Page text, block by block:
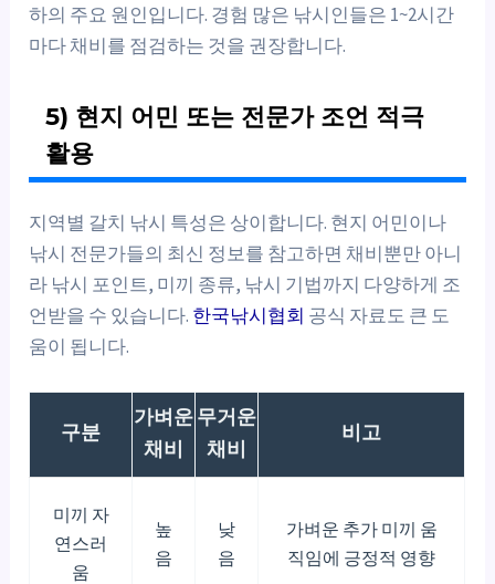
하의 주요 원인입니다. 경험 많은 낚시인들은 1~2시간
마다 채비를 점검하는 것을 권장합니다.
5) 현지 어민 또는 전문가 조언 적극
활용
지역별 갈치 낚시 특성은 상이합니다. 현지 어민이나
낚시 전문가들의 최신 정보를 참고하면 채비뿐만 아니
라 낚시 포인트, 미끼 종류, 낚시 기법까지 다양하게 조
언받을 수 있습니다. 한국낚시협회 공식 자료도 큰 도
움이 됩니다.
구분
가벼운
채비
무거운
채비
비고
미끼 자
연스러
움
높
음
낮
음
가벼운 추가 미끼 움
직임에 긍정적 영향